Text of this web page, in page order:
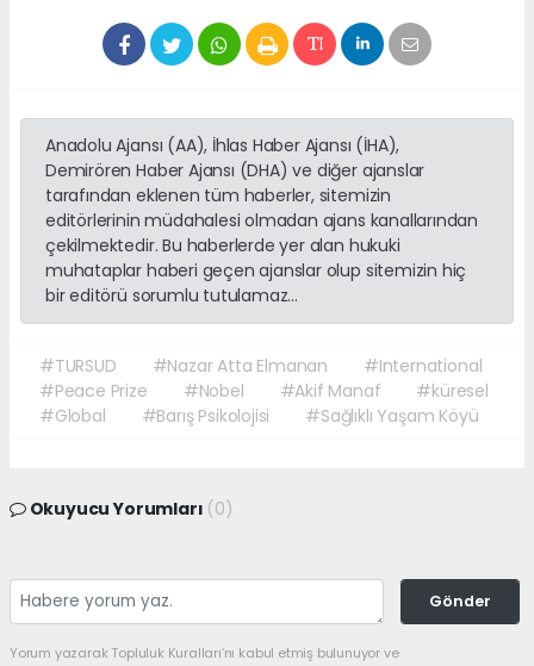
Anadolu Ajansı (AA), İhlas Haber Ajansı (İHA),
Demirören Haber Ajansı (DHA) ve diğer ajanslar
tarafından eklenen tüm haberler, sitemizin
editörlerinin müdahalesi olmadan ajans kanallarından
çekilmektedir. Bu haberlerde yer alan hukuki
muhataplar haberi geçen ajanslar olup sitemizin hiç
bir editörü sorumlu tutulamaz...
#TURSUD #Nazar Atta Elmanan
#International
#Peace Prize
#Nobel #Akif Manaf
#küresel
#Global
#Barış Psikolojisi #Sağlıklı Yaşam Köyü
Okuyucu Yorumları (0)
Gönder
Yorum yazarak Topluluk Kuralları’nı kabul etmiş bulunuyor ve